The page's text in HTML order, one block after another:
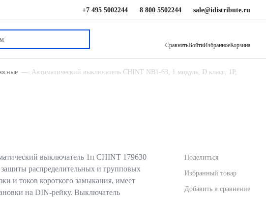
+7 495 5002244 8 800 5502244 sale@idistribute.ru
СравнитьВойтиИзбранноеКорзина
Автоматический выключатель CHINT NB1-63, 1 модуль, D класс, 1P,
выключатель 1п CHINT 179630
защиты распределительных и групповых
и токов короткого замыкания, имеет
на DIN-рейку. Выключатель
Поделиться
Избранный товар
Добавить в сравнение